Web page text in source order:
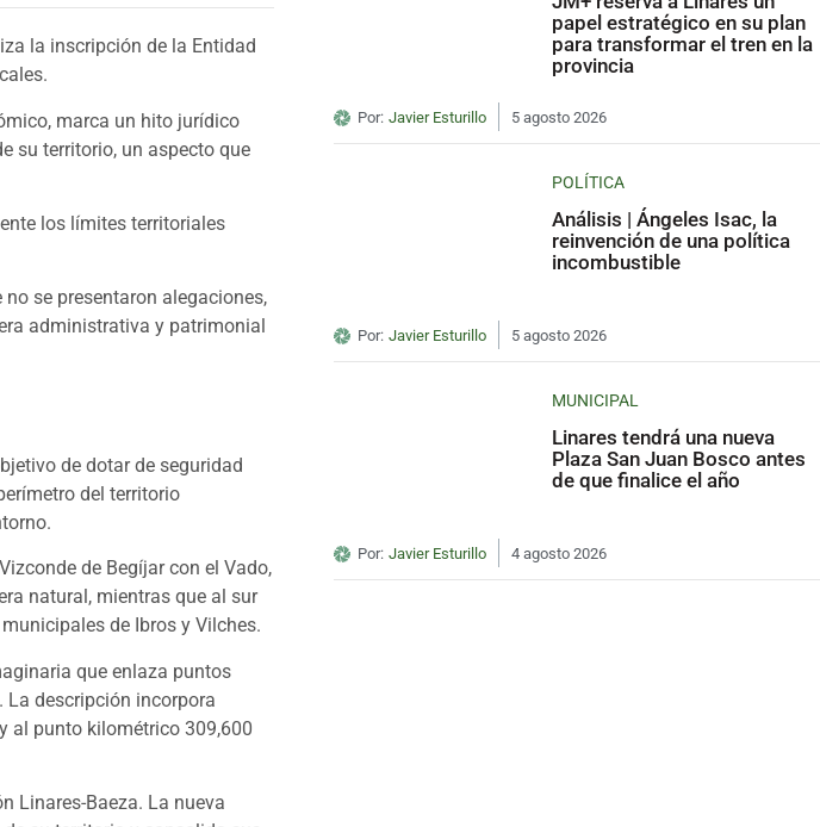
la inscripción de la Entidad
marca un hito jurídico
su territorio, un aspecto que
los límites territoriales
se presentaron alegaciones,
administrativa y patrimonial
de dotar de seguridad
del territorio
de Begíjar con el Vado,
natural, mientras que al sur
de Ibros y Vilches.
que enlaza puntos
La descripción incorpora
al punto kilométrico 309,600
Linares-Baeza. La nueva
papel estratégico en su plan
para transformar el tren en la
provincia
Por: Javier Esturillo 5 agosto 2026
POLÍTICA
Análisis | Ángeles Isac, la
reinvención de una política
incombustible
Por: Javier Esturillo 5 agosto 2026
MUNICIPAL
Linares tendrá una nueva
Plaza San Juan Bosco antes
de que finalice el año
Por: Javier Esturillo 4 agosto 2026